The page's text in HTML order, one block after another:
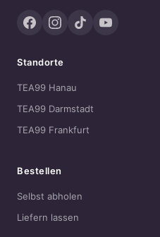
Standorte
TEA99 Hanau
TEA99 Darmstadt
TEA99 Frankfurt
Bestellen
Selbst abholen
Liefern lassen